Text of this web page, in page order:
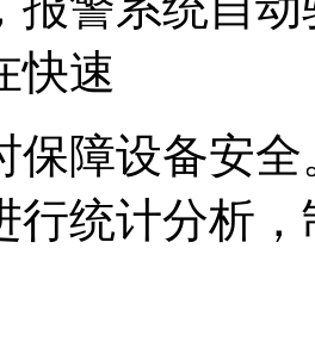
快速
保障设备安
行统计分析